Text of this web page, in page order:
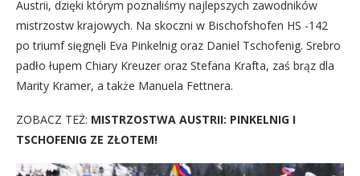
Austrii, dzięki którym poznaliśmy najlepszych zawodników
mistrzostw krajowych. Na skoczni w Bischofshofen HS -142
po triumf sięgnęli Eva Pinkelnig oraz Daniel Tschofenig. Srebro
padło łupem Chiary Kreuzer oraz Stefana Krafta, zaś brąz dla
Marity Kramer, a także Manuela Fettnera.
ZOBACZ TEŻ: MISTRZOSTWA AUSTRII: PINKELNIG I
TSCHOFENIG ZE ZŁOTEM!